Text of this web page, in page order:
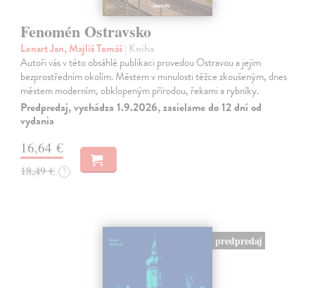
Fenomén Ostravsko
Lenart Jan, Majliš Tomáš| Kniha
Autoři vás v této obsáhlé publikaci provedou Ostravou a jejím
bezprostředním okolím. Městem v minulosti těžce zkoušeným, dnes
městem moderním, obklopeným přírodou, řekami a rybníky.
Predpredaj, vychádza 1.9.2026, zasielame do 12 dní od
vydania
16,64 €
18,49 € ?
predpredaj